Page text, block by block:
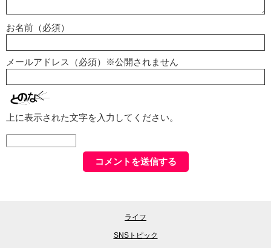
お名前（必須）
メールアドレス（必須）※公開されません
上に表示された文字を入力してください。
ライフ
SNSトピック